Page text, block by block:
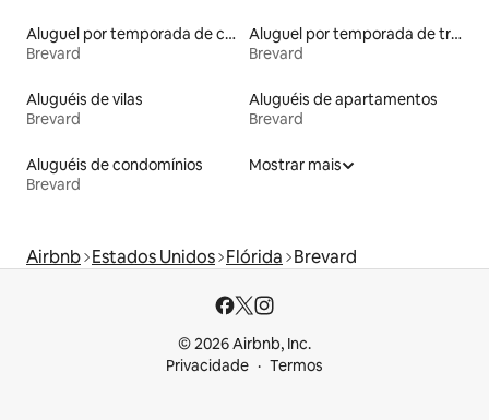
Aluguel por temporada de casas de hóspedes
Brevard
Aluguel por temporada de trailers
Brevard
Aluguéis de vilas
Brevard
Aluguéis de apartamentos
Brevard
Aluguéis de condomínios
Brevard
Mostrar mais
Airbnb Estados Unidos Flórida Brevard
© 2026 Airbnb, Inc.
Privacidade
Termos